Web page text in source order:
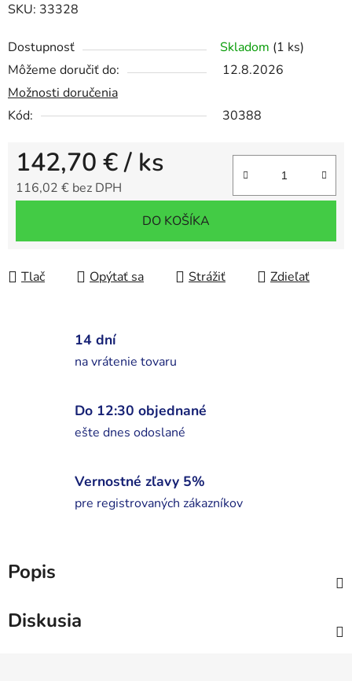
SKU: 33328
Dostupnosť Skladom (1 ks)
Môžeme doručiť do:
12.8.2026
Možnosti doručenia
Kód:
30388
142,70 €/ ks
116,02 € bez DPH
DO KOŠÍKA
Tlač Opýtať sa Strážiť Zdieľať
14 dní
na vrátenie tovaru
Do 12:30 objednané
ešte dnes odoslané
Vernostné zľavy 5%
pre registrovaných zákazníkov
Popis
Diskusia